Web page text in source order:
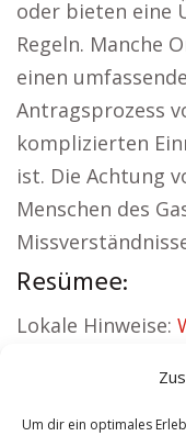
Um dir ein optimales
oder bieten eine
Regeln. Manche
einen
Antragsprozess
komplizierten
ist. Die Achtung
Menschen des
Resümee:
Lokale Hinweise:
Autovermietung
Versicherung